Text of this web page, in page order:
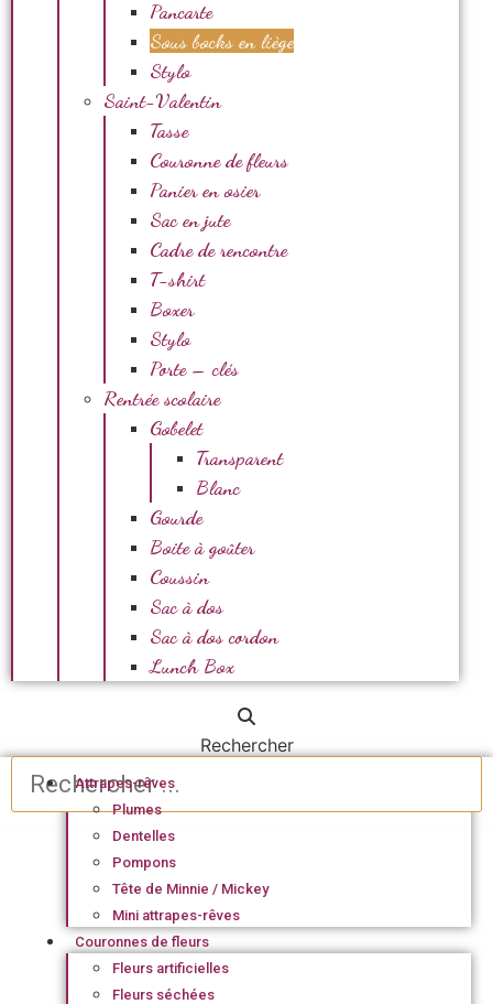
Pancarte
Sous bocks en liège
Stylo
Saint-Valentin
Tasse
Couronne de fleurs
Panier en osier
Sac en jute
Cadre de rencontre
T-shirt
Boxer
Stylo
Porte – clés
Rentrée scolaire
Gobelet
Transparent
Blanc
Gourde
Boite à goûter
Coussin
Sac à dos
Sac à dos cordon
Lunch Box
Rechercher
Attrapes-rêves
Plumes
Dentelles
Pompons
Tête de Minnie / Mickey
Mini attrapes-rêves
Couronnes de fleurs
Fleurs artificielles
Fleurs séchées